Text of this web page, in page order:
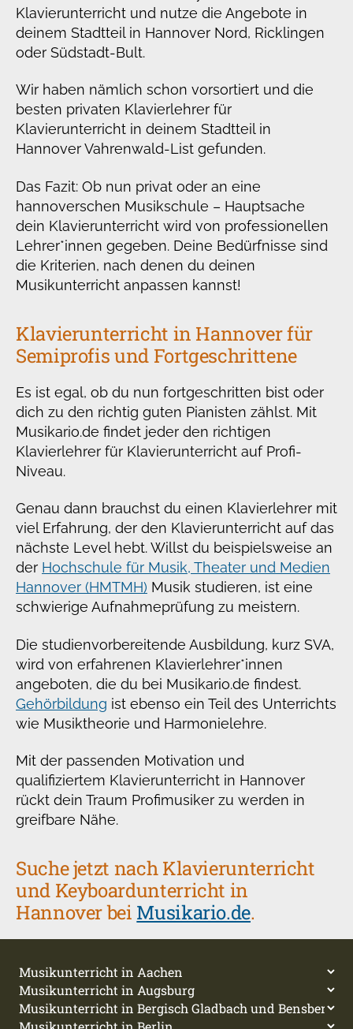
Klavierunterricht und nutze die Angebote in
deinem Stadtteil in Hannover Nord, Ricklingen
oder Südstadt-Bult.
Wir haben nämlich schon vorsortiert und die
besten privaten Klavierlehrer für
Klavierunterricht in deinem Stadtteil in
Hannover Vahrenwald-List gefunden.
Das Fazit: Ob nun privat oder an eine
hannoverschen Musikschule – Hauptsache
dein Klavierunterricht wird von professionellen
Lehrer*innen gegeben. Deine Bedürfnisse sind
die Kriterien, nach denen du deinen
Musikunterricht anpassen kannst!
Klavierunterricht in Hannover für
Semiprofis und Fortgeschrittene
Es ist egal, ob du nun fortgeschritten bist oder
dich zu den richtig guten Pianisten zählst. Mit
Musikario.de findet jeder den richtigen
Klavierlehrer für Klavierunterricht auf Profi-
Niveau.
Genau dann brauchst du einen Klavierlehrer mit
viel Erfahrung, der den Klavierunterricht auf das
nächste Level hebt. Willst du beispielsweise an
der Hochschule für Musik, Theater und Medien
Hannover (HMTMH) Musik studieren, ist eine
schwierige Aufnahmeprüfung zu meistern.
Die studienvorbereitende Ausbildung, kurz SVA,
wird von erfahrenen Klavierlehrer*innen
angeboten, die du bei Musikario.de findest.
Gehörbildung ist ebenso ein Teil des Unterrichts
wie Musiktheorie und Harmonielehre.
Mit der passenden Motivation und
qualifiziertem Klavierunterricht in Hannover
rückt dein Traum Profimusiker zu werden in
greifbare Nähe.
Suche jetzt nach Klavierunterricht
und Keyboardunterricht in
Hannover bei Musikario.de.